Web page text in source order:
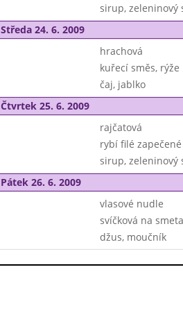
sirup, zeleninový
Středa 24. 6. 2009
hrachová
kuřecí směs, rýže
čaj, jablko
Čtvrtek 25. 6. 2009
rajčatová
rybí filé
sirup, zeleninový
Pátek 26. 6. 2009
vlasové nudle
svíčková na
džus, moučník